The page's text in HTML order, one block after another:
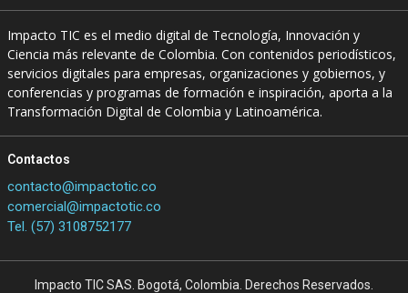
Impacto TIC es el medio digital de Tecnología, Innovación y
Ciencia más relevante de Colombia. Con contenidos periodísticos,
servicios digitales para empresas, organizaciones y gobiernos, y
conferencias y programas de formación e inspiración, aporta a la
Transformación Digital de Colombia y Latinoamérica.
Contactos
contacto@impactotic.co
comercial@impactotic.co
Tel. (57) 3108752177
Impacto TIC SAS. Bogotá, Colombia. Derechos Reservados.